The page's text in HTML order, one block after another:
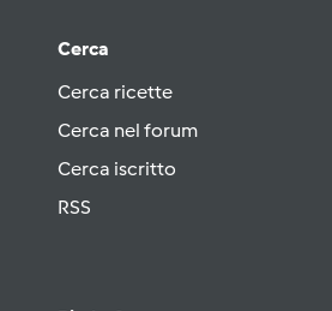
Cerca
Cerca ricette
Cerca nel forum
Cerca iscritto
RSS